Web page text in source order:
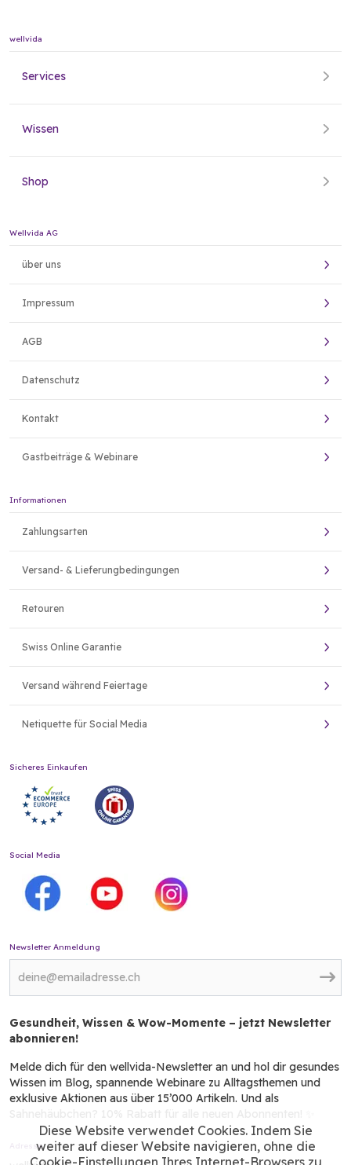
Diese Website verwendet Cookies. Indem Sie
weiter auf dieser Website navigieren, ohne die
Cookie-Einstellungen Ihres Internet-Browsers zu
wellvida
Services
Wissen
Shop
Wellvida AG
über uns
Impressum
AGB
Datenschutz
Kontakt
Gastbeiträge & Webinare
Informationen
Zahlungsarten
Versand- & Lieferungbedingungen
Retouren
Swiss Online Garantie
Versand während Feiertage
Netiquette für Social Media
Sicheres Einkaufen
Social Media
Newsletter Anmeldung
Gesundheit, Wissen & Wow-Momente – jetzt Newsletter
abonnieren!
Melde dich für den wellvida-Newsletter an und hol dir gesundes
Wissen im Blog, spannende Webinare zu Alltagsthemen und
exklusive Aktionen aus über 15’000 Artikeln. Und als
Adresse